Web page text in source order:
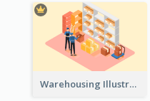
Warehousing Illustration